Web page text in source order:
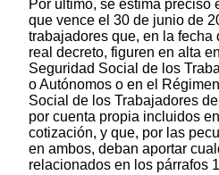
Por último, se estima preciso
que vence el 30 de junio de
trabajadores que, en la fecha
real decreto, figuren en alta
Seguridad Social de los
o Autónomos o en el
Social de los Trabajadores
por cuenta propia incluidos
cotización, y que, por las
en ambos, deban aportar
relacionados en los párrafos